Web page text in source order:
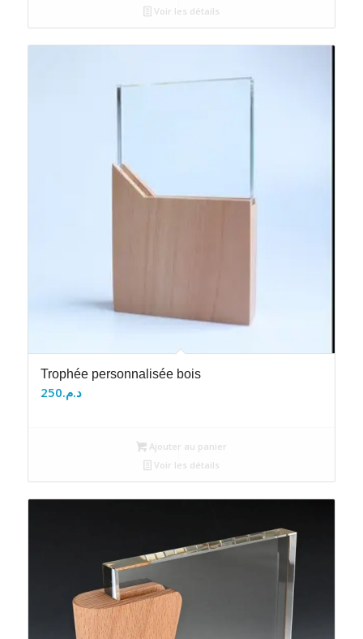
Voir les détails
Trophée personnalisée bois
د.م.250
Ajouter au panier
Voir les détails